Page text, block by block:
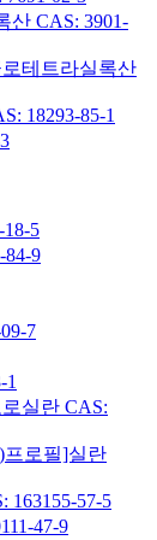
산 CAS: 3901-
테트라실록산
18293-85-1
5
9
7
실란 CAS:
프로필]실란
163155-57-5
47-9